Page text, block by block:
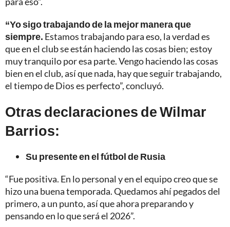
“Yo sigo trabajando de la mejor manera que
siempre. Estamos trabajando para eso, la verdad es
que en el club se están haciendo las cosas bien; estoy
muy tranquilo por esa parte. Vengo haciendo las cosas
bien en el club, así que nada, hay que seguir trabajando,
el tiempo de Dios es perfecto”, concluyó.
Otras declaraciones de Wilmar
Barrios:
Su presente en el fútbol de Rusia
“Fue positiva. En lo personal y en el equipo creo que se
hizo una buena temporada. Quedamos ahí pegados del
primero, a un punto, así que ahora preparando y
pensando en lo que será el 2026”.